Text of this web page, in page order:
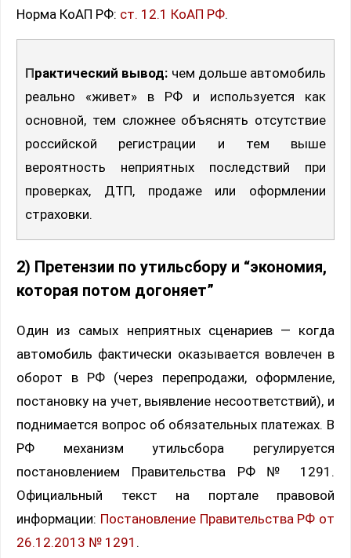
Норма КоАП РФ: ст. 12.1 КоАП РФ.
Практический вывод: чем дольше автомобиль
реально «живет» в РФ и используется как
основной, тем сложнее объяснять отсутствие
российской регистрации и тем выше
вероятность неприятных последствий при
проверках, ДТП, продаже или оформлении
страховки.
2) Претензии по утильсбору и “экономия,
которая потом догоняет”
Один из самых неприятных сценариев — когда
автомобиль фактически оказывается вовлечен в
оборот в РФ (через перепродажи, оформление,
постановку на учет, выявление несоответствий), и
поднимается вопрос об обязательных платежах. В
РФ механизм утильсбора регулируется
постановлением Правительства РФ № 1291.
Официальный текст на портале правовой
информации: Постановление Правительства РФ от
26.12.2013 № 1291 .